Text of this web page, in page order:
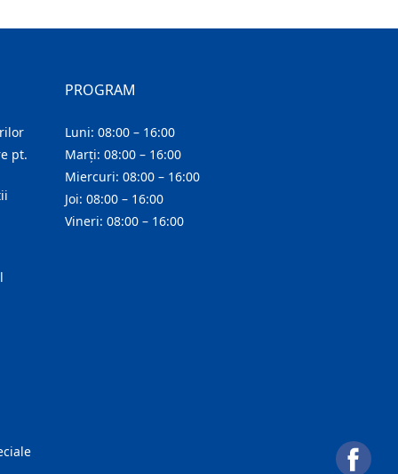
pt.
PROGRAM
Luni: 08:00 – 16:00
Marți: 08:00 – 16:00
Miercuri: 08:00 – 16:00
Joi: 08:00 – 16:00
Vineri: 08:00 – 16:00